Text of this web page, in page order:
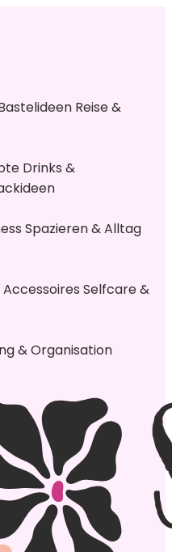
Reise &
Drinks &
Spazieren & Alltag
Selfcare &
& Organisation